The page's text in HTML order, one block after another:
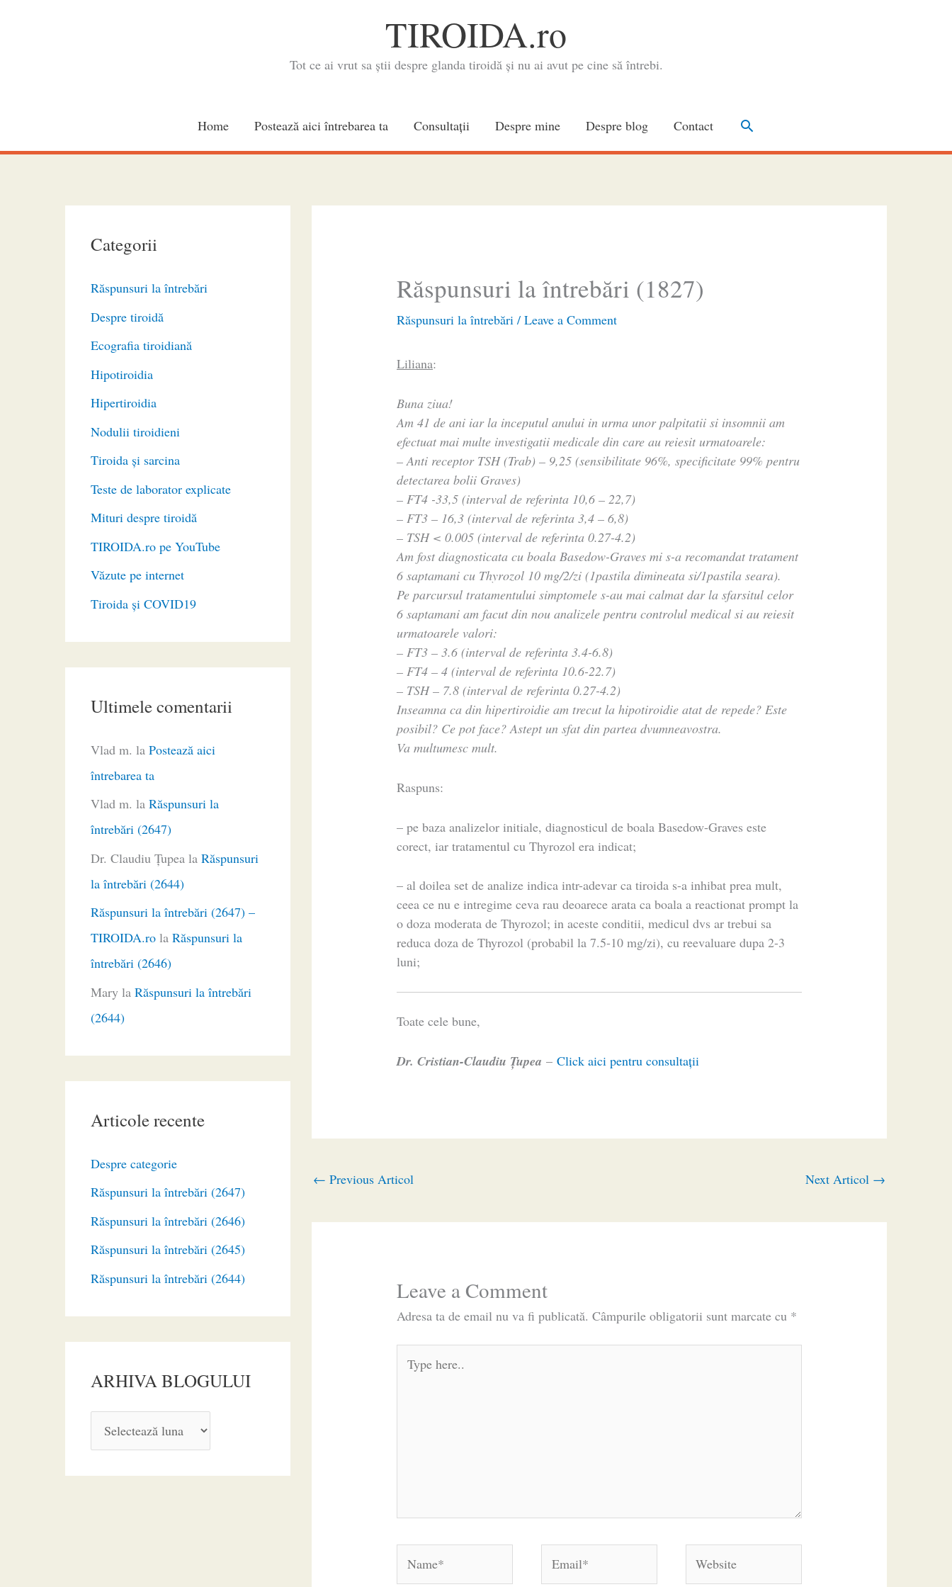
TIROIDA.ro
Tot ce ai vrut sa știi despre glanda tiroidă și nu ai avut pe cine să întrebi.
Home Postează aici întrebarea ta Consultaţii Despre mine Despre blog Contact Search
Categorii
Răspunsuri la întrebări
Despre tiroidă
Ecografia tiroidiană
Hipotiroidia
Hipertiroidia
Nodulii tiroidieni
Tiroida și sarcina
Teste de laborator explicate
Mituri despre tiroidă
TIROIDA.ro pe YouTube
Văzute pe internet
Tiroida și COVID19
Ultimele comentarii
Vlad m. la Postează aici
întrebarea ta
Vlad m. la Răspunsuri la
întrebări (2647)
Dr. Claudiu Ţupea la Răspunsuri
la întrebări (2644)
Răspunsuri la întrebări (2647) –
TIROIDA.ro la Răspunsuri la
întrebări (2646)
Mary la Răspunsuri la întrebări
(2644)
Articole recente
Despre categorie
Răspunsuri la întrebări (2647)
Răspunsuri la întrebări (2646)
Răspunsuri la întrebări (2645)
Răspunsuri la întrebări (2644)
ARHIVA BLOGULUI
R
H
Răspunsuri la întrebări (1827)
Răspunsuri la întrebări /Leave a Comment
Liliana:
Buna ziua!
Am 41 de ani iar la inceputul anului in urma unor palpitatii si insomnii am
efectuat mai multe investigatii medicale din care au reiesit urmatoarele:
– Anti receptor TSH (Trab) – 9,25 (sensibilitate 96%, specificitate 99% pentru
detectarea bolii Graves)
– FT4 -33,5 (interval de referinta 10,6 – 22,7)
– FT3 – 16,3 (interval de referinta 3,4 – 6,8)
– TSH < 0.005 (interval de referinta 0.27-4.2)
Am fost diagnosticata cu boala Basedow-Graves mi s-a recomandat tratament
6 saptamani cu Thyrozol 10 mg/2/zi (1pastila dimineata si/1pastila seara).
Pe parcursul tratamentului simptomele s-au mai calmat dar la sfarsitul celor
6 saptamani am facut din nou analizele pentru controlul medical si au reiesit
urmatoarele valori:
– FT3 – 3.6 (interval de referinta 3.4-6.8)
– FT4 – 4 (interval de referinta 10.6-22.7)
– TSH – 7.8 (interval de referinta 0.27-4.2)
Inseamna ca din hipertiroidie am trecut la hipotiroidie atat de repede? Este
posibil? Ce pot face? Astept un sfat din partea dvumneavostra.
Va multumesc mult.
Raspuns:
– pe baza analizelor initiale, diagnosticul de boala Basedow-Graves este
corect, iar tratamentul cu Thyrozol era indicat;
– al doilea set de analize indica intr-adevar ca tiroida s-a inhibat prea mult,
ceea ce nu e intregime ceva rau deoarece arata ca boala a reactionat prompt la
o doza moderata de Thyrozol; in aceste conditii, medicul dvs ar trebui sa
reduca doza de Thyrozol (probabil la 7.5-10 mg/zi), cu reevaluare dupa 2-3
luni;
Toate cele bune,
Dr. Cristian-Claudiu Ţupea –Click aici pentru consultaţii
← Previous Articol Next Articol →
Leave a Comment
Adresa ta de email nu va fi publicată. Câmpurile obligatorii sunt marcate cu *
here..